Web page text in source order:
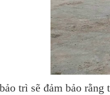
trì sẽ đảm bảo